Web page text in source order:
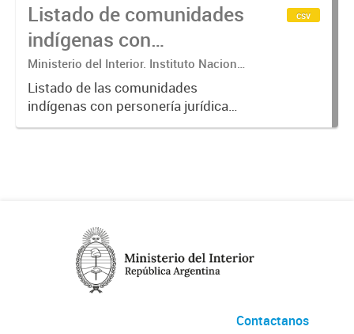
Listado de comunidades
indígenas con
personería jurídica y/o
relevamiento territorial
Ministerio del Interior. Instituto Nacional
de Asuntos Indígenas
Listado de las comunidades
indígenas con personería jurídica
registrada y/o con relevamiento
csv
Contactanos